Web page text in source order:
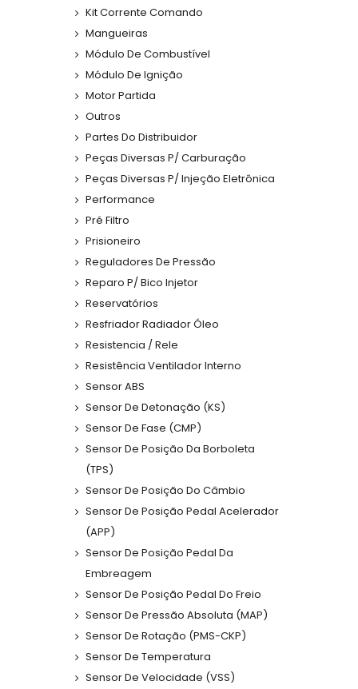
Kit Corrente Comando
Mangueiras
Módulo De Combustível
Módulo De Ignição
Motor Partida
Outros
Partes Do Distribuidor
Peças Diversas P/ Carburação
Peças Diversas P/ Injeção Eletrônica
Performance
Pré Filtro
Prisioneiro
Reguladores De Pressão
Reparo P/ Bico Injetor
Reservatórios
Resfriador Radiador Óleo
Resistencia / Rele
Resistência Ventilador Interno
Sensor ABS
Sensor De Detonação (KS)
Sensor De Fase (CMP)
Sensor De Posição Da Borboleta
(TPS)
Sensor De Posição Do Câmbio
Sensor De Posição Pedal Acelerador
(APP)
Sensor De Posição Pedal Da
Embreagem
Sensor De Posição Pedal Do Freio
Sensor De Pressão Absoluta (MAP)
Sensor De Rotação (PMS-CKP)
Sensor De Temperatura
Sensor De Velocidade (VSS)